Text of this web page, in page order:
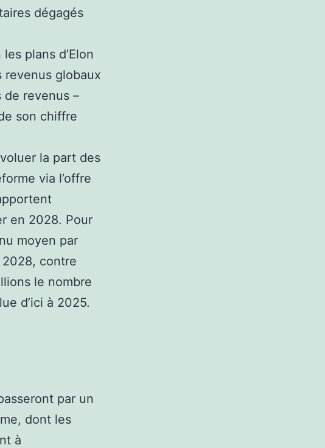
dégagés
plans d’Elon
revenus globaux
de revenus –
son chiffre
la part des
via l’offre
en 2028. Pour
moyen par
contre
le nombre
d’ici à 2025.
par un
dont les
à